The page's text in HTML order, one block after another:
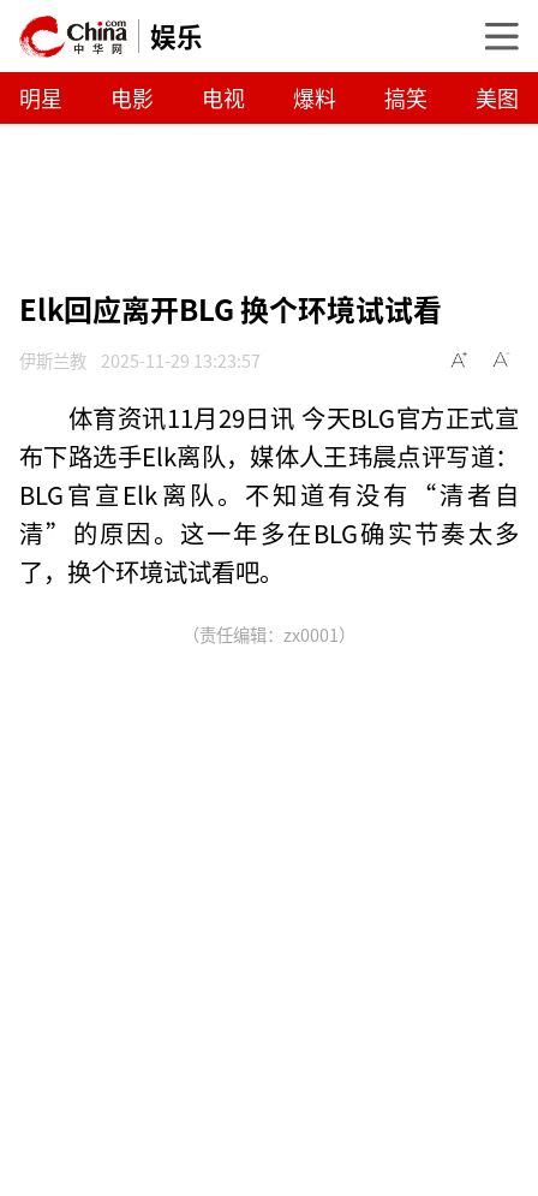
娱乐
明星 电影 电视 爆料 搞笑 美图
Elk回应离开BLG 换个环境试试看
伊斯兰教 2025-11-29 13:23:57
体育资讯11月29日讯 今天BLG官方正式宣
布下路选手Elk离队，媒体人王玮晨点评写道：
BLG官宣Elk离队。不知道有没有“清者自
清”的原因。这一年多在BLG确实节奏太多
了，换个环境试试看吧。
（责任编辑：zx0001）